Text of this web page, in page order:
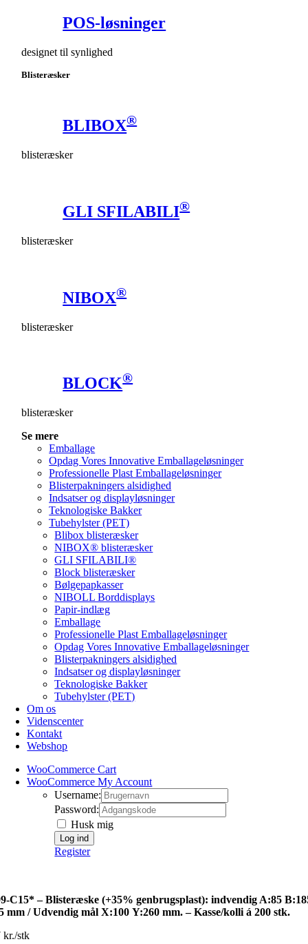
POS-løsninger
designet til synlighed
Blisteræsker
BLIBOX®
blisteræsker
GLI SFILABILI®
blisteræsker
NIBOX®
blisteræsker
BLOCK®
blisteræsker
Se mere
Emballage
Opdag Vores Innovative Emballageløsninger
Professionelle Plast Emballageløsninger
Blisterpakningers alsidighed
Indsatser og displayløsninger
Teknologiske Bakker
Tubehylster (PET)
Blibox blisteræsker
NIBOX® blisteræsker
GLI SFILABILI®
Block blisteræsker
Bølgepapkasser
NIBOLL Borddisplays
Papir-indlæg
Emballage
Professionelle Plast Emballageløsninger
Opdag Vores Innovative Emballageløsninger
Blisterpakningers alsidighed
Indsatser og displayløsninger
Teknologiske Bakker
Tubehylster (PET)
Om os
Videnscenter
Kontakt
Webshop
WooCommerce Cart
WooCommerce My Account
Username:
Password:
Husk mig
Register
C15* – Blisteræske (+35% genbrugsplast): indvendig A:85
mm / Udvendig mål X:100 Y:260 mm. – Kasse/kolli á 200 stk.
kr./stk